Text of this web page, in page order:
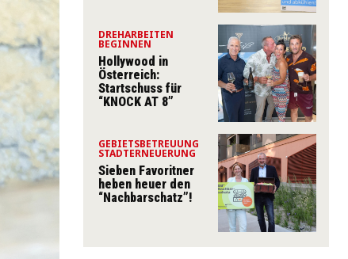
DREHARBEITEN
BEGINNEN
Hollywood in
Österreich:
Startschuss für
“KNOCK AT 8”
GEBIETSBETREUUNG
STADTERNEUERUNG
Sieben Favoritner
heben heuer den
“Nachbarschatz”!